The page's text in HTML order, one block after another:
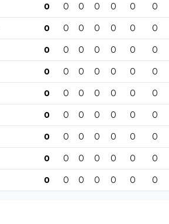
0 0 0 0 0 0 0
0 0 0 0 0 0 0
0 0 0 0 0 0 0
0 0 0 0 0 0 0
0 0 0 0 0 0 0
0 0 0 0 0 0 0
0 0 0 0 0 0 0
0 0 0 0 0 0 0
0 0 0 0 0 0 0